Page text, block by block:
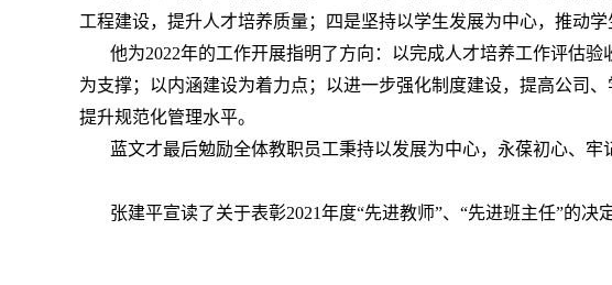
工程建设，提升人才培养质量；四是坚持以学生发展为中心，推动学
他为2022年的工作开展指明了方向：以完成人才培养工作评估
为支撑；以内涵建设为着力点；以进一步强化制度建设，提高公司
提升规范化管理水平。
蓝文才最后勉励全体教职员工秉持以发展为中心，永葆初心、
张建平宣读了关于表彰2021年度“先进教师”、“先进班主任”的决